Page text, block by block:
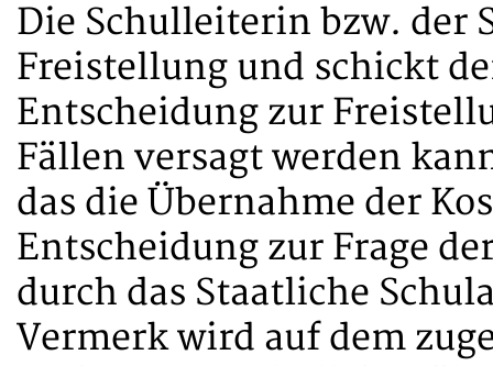
Die Schulleiterin bzw. der
Freistellung und schickt
Entscheidung zur
Fällen versagt werden
das die Übernahme der
Entscheidung zur Frage
durch das Staatliche
Vermerk wird auf dem